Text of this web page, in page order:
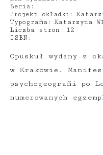
Opuskuł wydany z
w Krakowie.
psychogeografii po
numerowanych
Seria:
Projekt okładki:
Typografia: Katarzyna
Liczba stron: 12
ISBN: